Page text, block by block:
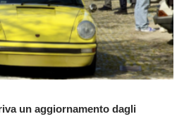
un aggiornamento dagli